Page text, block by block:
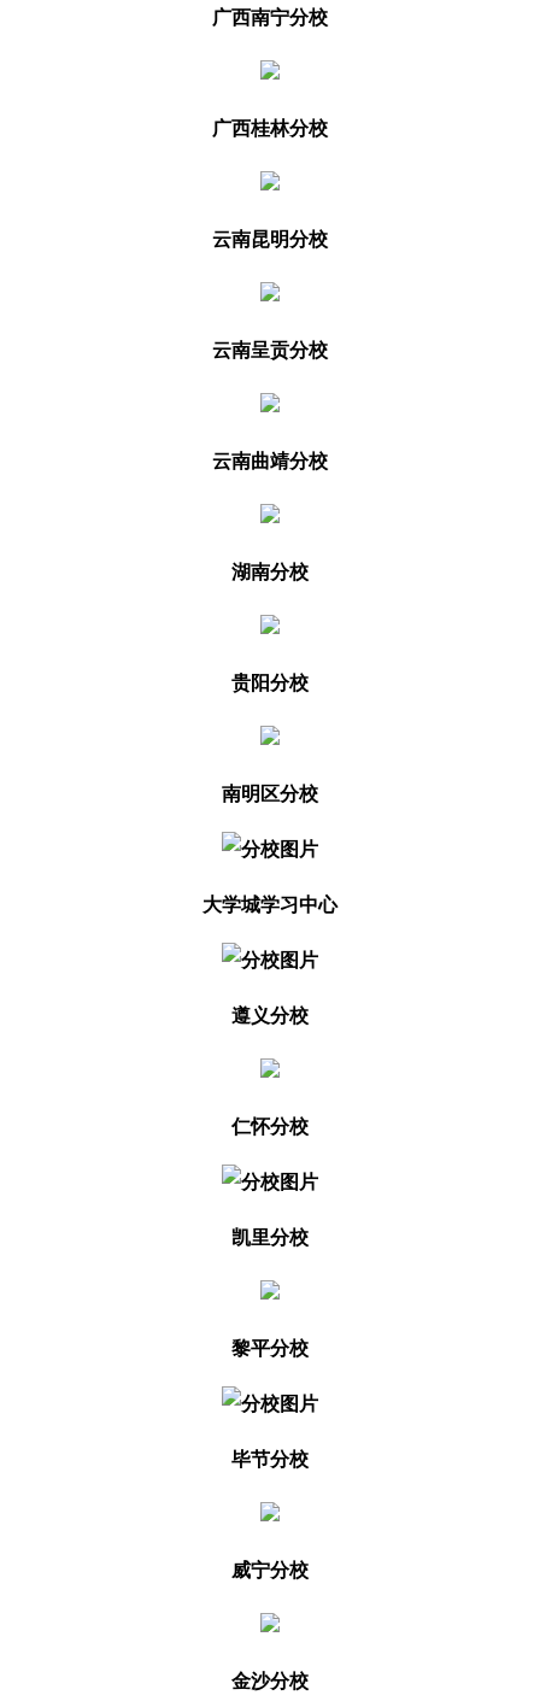
广西南宁分校
广西桂林分校
云南昆明分校
云南呈贡分校
云南曲靖分校
湖南分校
贵阳分校
南明区分校
大学城学习中心
遵义分校
仁怀分校
凯里分校
黎平分校
毕节分校
威宁分校
金沙分校